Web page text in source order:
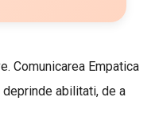
Comunicarea Empatica
abilitati, de a